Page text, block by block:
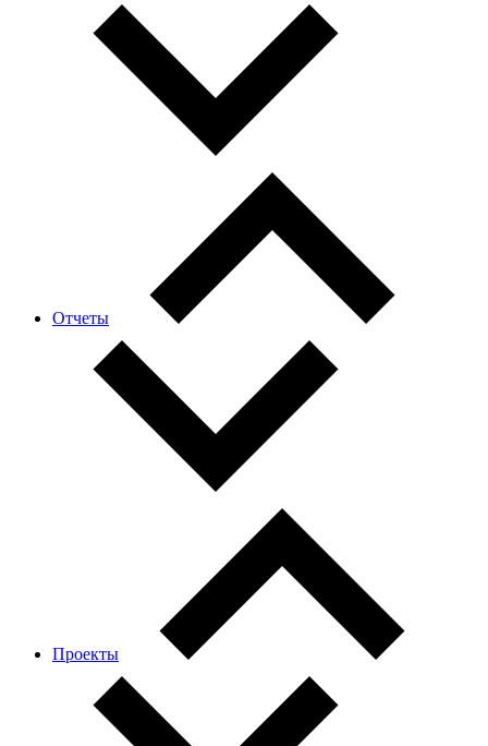
Отчеты
Проекты